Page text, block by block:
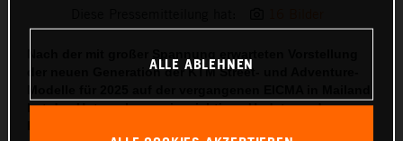
der neuen Generation der KTM Street- und Adventure-
hat das Unternehmen ein wichtiges Update zu den
ALLE ABLEHNEN